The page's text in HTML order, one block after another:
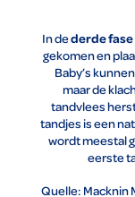
In dederde fase
gekomen en
Baby’s
maar de
tandvlees
tandjes is een
wordt meestal
eerste
Quelle: Macknin